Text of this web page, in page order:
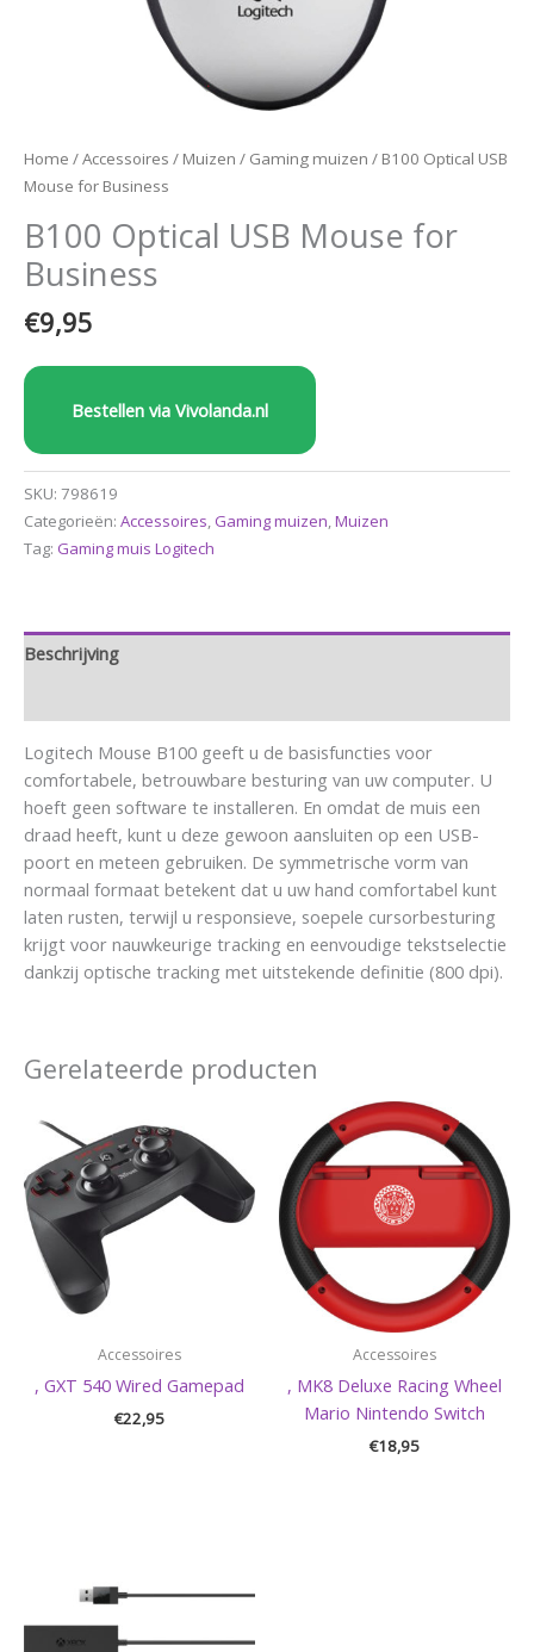
Home /Accessoires / Muizen / Gaming muizen / B100 Optical USB
Mouse for Business
B100 Optical USB Mouse for
Business
€9,95
Bestellen via Vivolanda.nl
SKU: 798619
Categorieën: Accessoires, Gaming muizen,Muizen
Tag: Gaming muis Logitech
Beschrijving
Logitech Mouse B100 geeft u de basisfuncties voor
comfortabele, betrouwbare besturing van uw computer. U
hoeft geen software te installeren. En omdat de muis een
draad heeft, kunt u deze gewoon aansluiten op een USB-
poort en meteen gebruiken. De symmetrische vorm van
normaal formaat betekent dat u uw hand comfortabel kunt
laten rusten, terwijl u responsieve, soepele cursorbesturing
krijgt voor nauwkeurige tracking en eenvoudige tekstselectie
dankzij optische tracking met uitstekende definitie (800 dpi).
Gerelateerde producten
Accessoires
, GXT 540 Wired Gamepad
€22,95
Accessoires
, MK8 Deluxe Racing Wheel
Mario Nintendo Switch
€18,95